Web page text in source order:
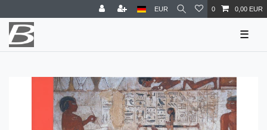
EUR 0 0,00 EUR
☰